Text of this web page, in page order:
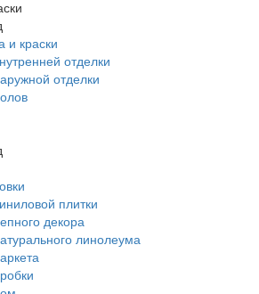
и краски
отделки
отделки
плитки
декора
линолеума